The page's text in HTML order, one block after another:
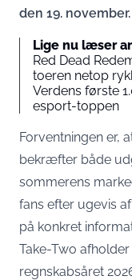
den 19. november.
Lige nu læser
Red Dead
toeren netop
Verdens første
esport-toppen
Forventningen er,
bekræfter både
sommerens
fans efter ugevis
på konkret
Take-Two
regnskabsåret